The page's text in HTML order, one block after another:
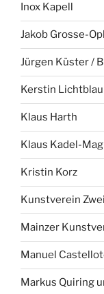
Inox Kapell
Jakob Grosse-
Jürgen Küster /
Kerstin Lichtblau
Klaus Harth
Klaus Kadel-
Kristin Korz
Kunstverein
Mainzer
Manuel
Markus Quiring